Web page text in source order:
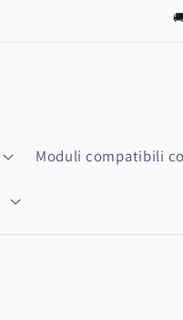
Moduli compatibili